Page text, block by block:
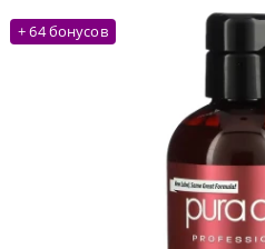
+ 64 бонусов